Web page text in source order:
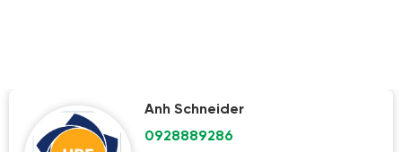
Anh Schneider
0928889286